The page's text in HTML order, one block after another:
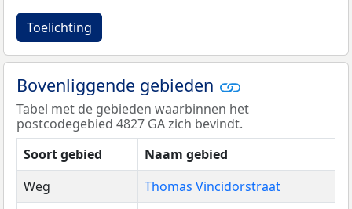
Toelichting
Bovenliggende gebieden
Tabel met de gebieden waarbinnen het
postcodegebied 4827 GA zich bevindt.
Soort gebied
Naam gebied
Weg
Thomas Vincidorstraat